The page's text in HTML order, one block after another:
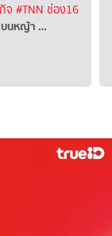
จ #TNN ช่อง16
บนหญ้า …